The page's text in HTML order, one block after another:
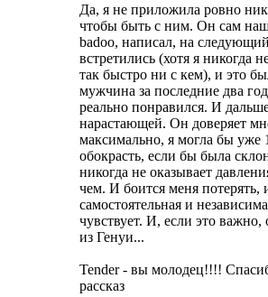
Да, я не приложила ровно
чтобы быть с ним. Он сам
badoo, написал, на
встретились (хотя я никогда
так быстро ни с кем), и это
мужчина за последние два
реально понравился. И
нарастающей. Он доверяет
максимально, я могла бы уже
обокрасть, если бы была
никогда не оказывает
чем. И боится меня потерять,
самостоятельная и
чувствует. И, если это важно,
из Генуи...
Tender - вы молодец!!!!
рассказ